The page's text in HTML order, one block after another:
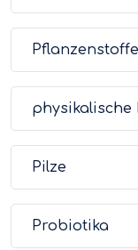
Pflanzenstoffe
physikalische
Pilze
Probiotika